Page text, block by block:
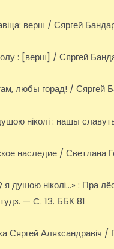
верш / Сяргей
: [верш] / Сяргей
любы горад! / Сяргей
ніколі : нашы
наследие / Светлана
я душою нiколi…» : Пра
— C. 13. ББК 81
Сяргей